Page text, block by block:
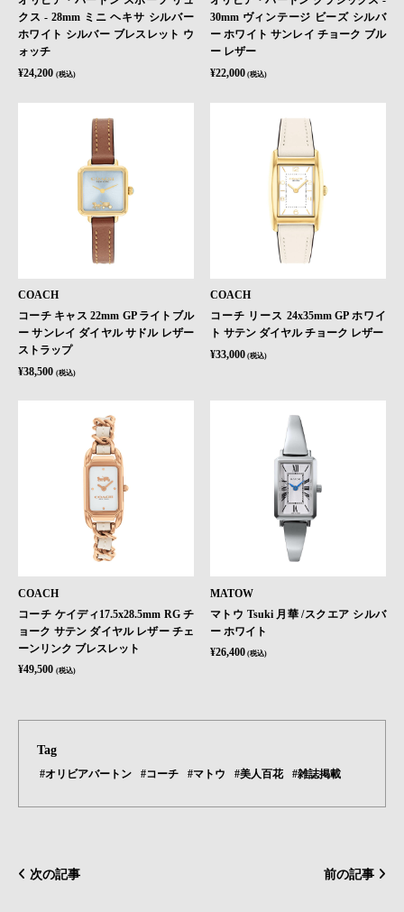
クス - 28mm ミニ ヘキサ シルバー
ホワイト シルバー ブレスレット ウ
ォッチ
¥24,200 (税込)
30mm ヴィンテージ ビーズ シルバ
ー ホワイト サンレイ チョーク ブル
ー レザー
¥22,000 (税込)
COACH
コーチ キャス 22mm GP ライトブル
ー サンレイ ダイヤル サドル レザー
ストラップ
¥38,500 (税込)
COACH
コーチ リース 24x35mm GP ホワイ
ト サテン ダイヤル チョーク レザー
¥33,000 (税込)
COACH
コーチ ケイディ17.5x28.5mm RG チ
ョーク サテン ダイヤル レザー チェ
ーンリンク ブレスレット
¥49,500 (税込)
MATOW
マトウ Tsuki 月華 /スクエア シルバ
ー ホワイト
¥26,400 (税込)
Tag
#オリビアバートン #コーチ #マトウ #美人百花 #雑誌掲載
次の記事 前の記事